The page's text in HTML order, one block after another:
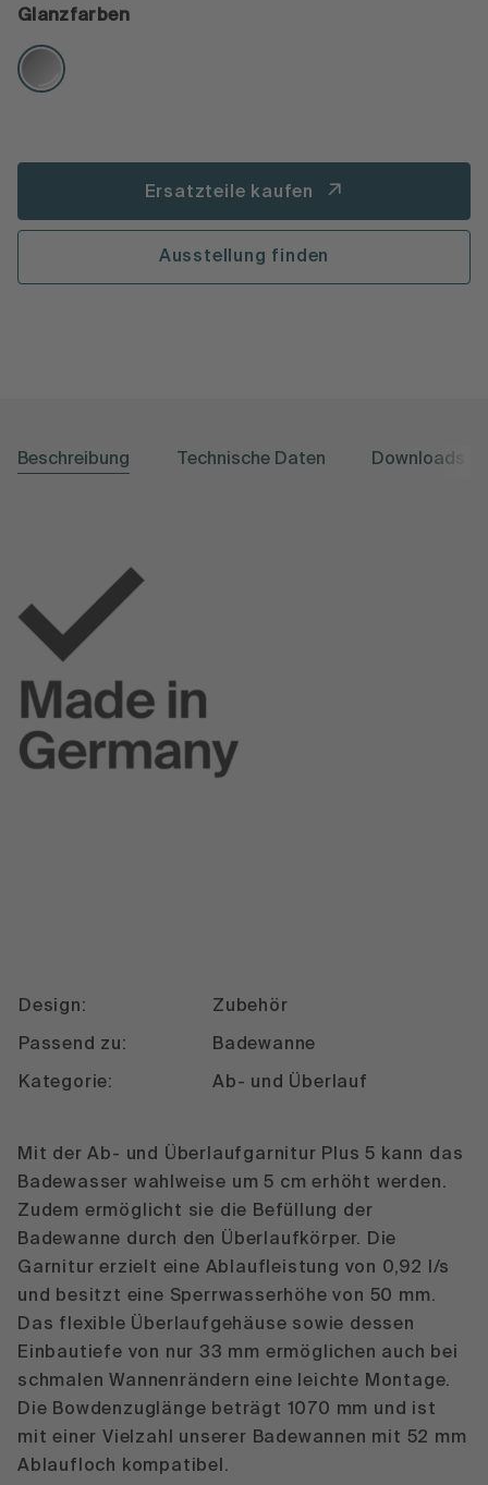
Glanzfarben
Ersatzteile kaufen
Ausstellung finden
Beschreibung Technische Daten Downloads
Design: Zubehör
Passend zu: Badewanne
Kategorie: Ab- und Überlauf
Mit der Ab- und Überlaufgarnitur Plus 5 kann das
Badewasser wahlweise um 5 cm erhöht werden.
Zudem ermöglicht sie die Befüllung der
Badewanne durch den Überlaufkörper. Die
Garnitur erzielt eine Ablaufleistung von 0,92 l/s
und besitzt eine Sperrwasserhöhe von 50 mm.
Das flexible Überlaufgehäuse sowie dessen
Einbautiefe von nur 33 mm ermöglichen auch bei
schmalen Wannenrändern eine leichte Montage.
Die Bowdenzuglänge beträgt 1070 mm und ist
mit einer Vielzahl unserer Badewannen mit 52 mm
Ablaufloch kompatibel.